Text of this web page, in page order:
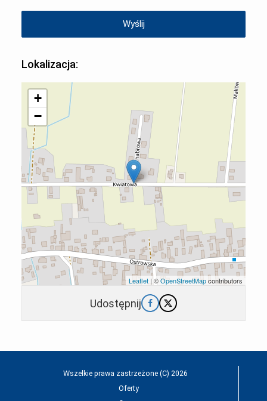
Lokalizacja:
+
−
Leaflet | ©OpenStreetMapcontributors
Udostępnij
Wszelkie prawa zastrzeżone (C) 2026
Oferty